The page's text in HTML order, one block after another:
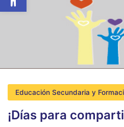
Educación Secundaria y
¡Días para